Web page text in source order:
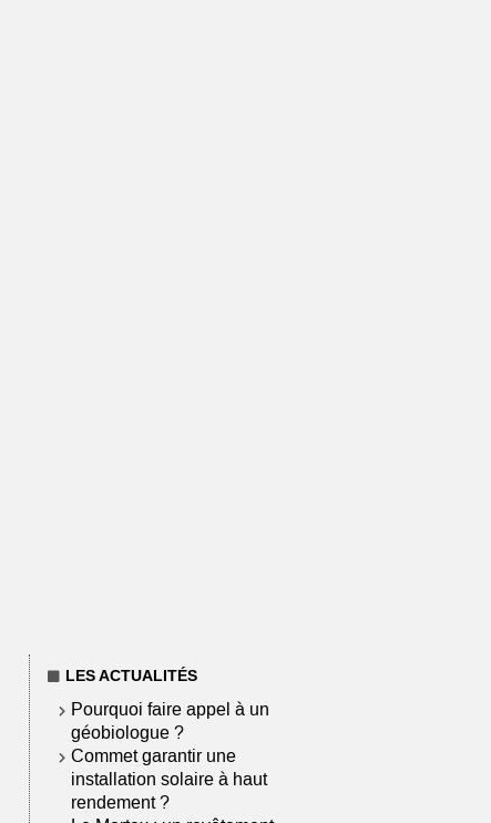
LES ACTUALITÉS
Pourquoi faire appel à un
géobiologue ?
Commet garantir une
installation solaire à haut
rendement ?